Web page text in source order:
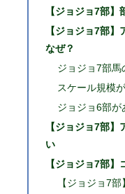
【ジョジョ7部】
【ジョジョ7部
なぜ？
ジョジョ7部馬
スケール規模
ジョジョ6部が
【ジョジョ7部
い
【ジョジョ7部】
【ジョジョ7